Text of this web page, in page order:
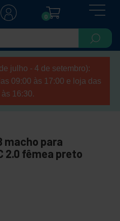
0
julho - 4 de setembro):
09:00 às 17:00 e loja das
16:30.
macho para
2.0 fêmea preto